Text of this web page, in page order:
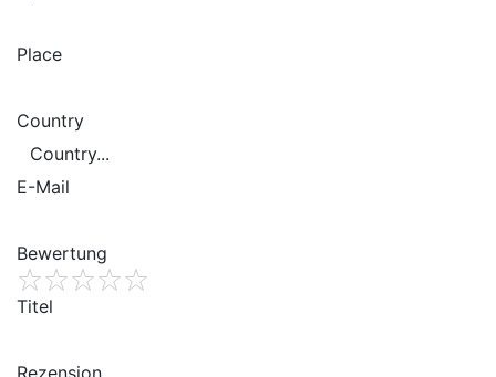
Place
Country
E-Mail
Bewertung
2
1
Titel
Rezension